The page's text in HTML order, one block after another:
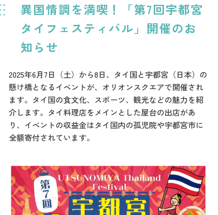
異国情調を満喫！「第7回宇都宮
タイフェスティバル」開催のお
知らせ
2025年6月7日（土）から8日、タイ国と宇都宮（日本）の
懸け橋となるイベントが、オリオンスクエアで開催され
ます。タイ国の食文化、スポーツ、観光などの魅力を紹
介します。タイ料理店をメインとした屋台の出店があ
り、イベントの収益金はタイ国内の孤児院や宇都宮市に
全額寄付されています。
イベント
モデルコース
宿泊
ピックアップ
はじめての宇都宮
宇都宮市民ライター
記事
市民がおすすめ！餃
子店
撮影支援・
MICE